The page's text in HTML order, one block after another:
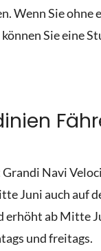
Wenn Sie ohne
Sie eine
Navi
Juni auch auf
erhöht ab Mitte
und freitags.